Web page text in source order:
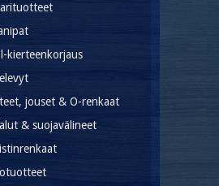
kierteenkorjaus
jouset & O-renkaat
& suojavälineet